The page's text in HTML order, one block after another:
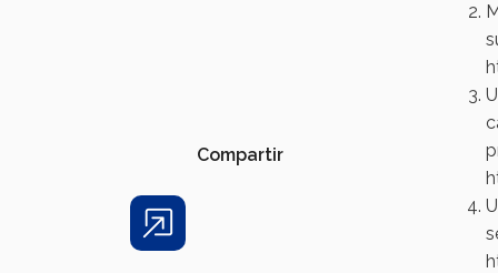
Share
Compartir